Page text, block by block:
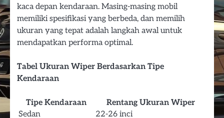
kaca depan kendaraan. Masing-masing mobil
memiliki spesifikasi yang berbeda, dan memilih
ukuran yang tepat adalah langkah awal untuk
mendapatkan performa optimal.
Tabel Ukuran Wiper Berdasarkan Tipe
Kendaraan
Tipe Kendaraan
Rentang Ukuran Wiper
Sedan
22-26 inci